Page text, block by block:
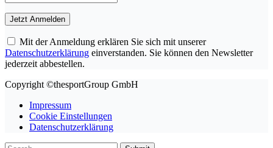
Mit der Anmeldung erklären Sie sich mit unserer
Datenschutzerklärung einverstanden. Sie können den Newsletter
jederzeit abbestellen.
Copyright ©thesportGroup GmbH
Impressum
Cookie Einstellungen
Datenschutzerklärung